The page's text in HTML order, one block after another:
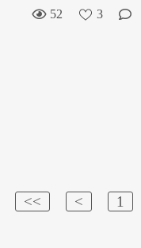
52 3
<< < 1